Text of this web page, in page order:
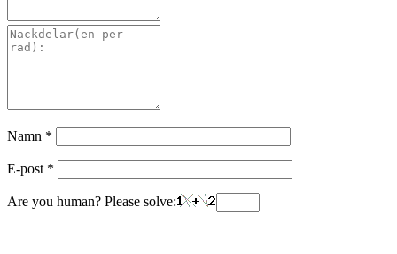
Namn *
E-post *
Are you human? Please solve: